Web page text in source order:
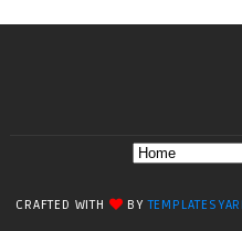
CRAFTED WITH BY